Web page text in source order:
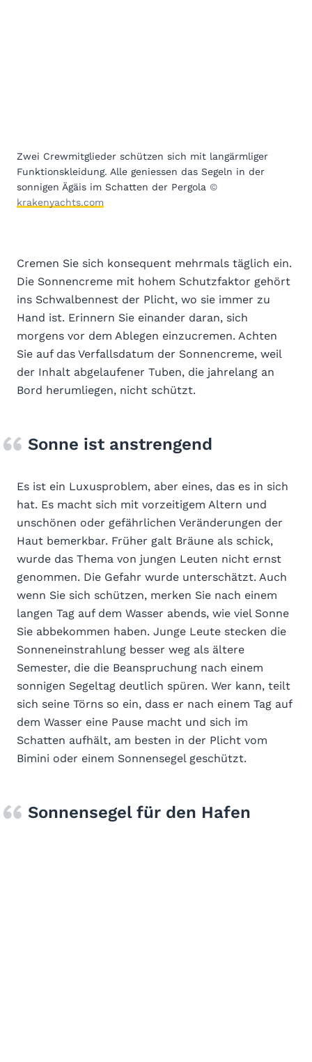
Zwei Crewmitglieder schützen sich mit langärmliger
Funktionskleidung. Alle geniessen das Segeln in der
sonnigen Ägäis im Schatten der Pergola ©
krakenyachts.com
Cremen Sie sich konsequent mehrmals täglich ein.
Die Sonnencreme mit hohem Schutzfaktor gehört
ins Schwalbennest der Plicht, wo sie immer zu
Hand ist. Erinnern Sie einander daran, sich
morgens vor dem Ablegen einzucremen. Achten
Sie auf das Verfallsdatum der Sonnencreme, weil
der Inhalt abgelaufener Tuben, die jahrelang an
Bord herumliegen, nicht schützt.
Sonne ist anstrengend
Es ist ein Luxusproblem, aber eines, das es in sich
hat. Es macht sich mit vorzeitigem Altern und
unschönen oder gefährlichen Veränderungen der
Haut bemerkbar. Früher galt Bräune als schick,
wurde das Thema von jungen Leuten nicht ernst
genommen. Die Gefahr wurde unterschätzt. Auch
wenn Sie sich schützen, merken Sie nach einem
langen Tag auf dem Wasser abends, wie viel Sonne
Sie abbekommen haben. Junge Leute stecken die
Sonneneinstrahlung besser weg als ältere
Semester, die die Beanspruchung nach einem
sonnigen Segeltag deutlich spüren. Wer kann, teilt
sich seine Törns so ein, dass er nach einem Tag auf
dem Wasser eine Pause macht und sich im
Schatten aufhält, am besten in der Plicht vom
Bimini oder einem Sonnensegel geschützt.
Sonnensegel für den Hafen